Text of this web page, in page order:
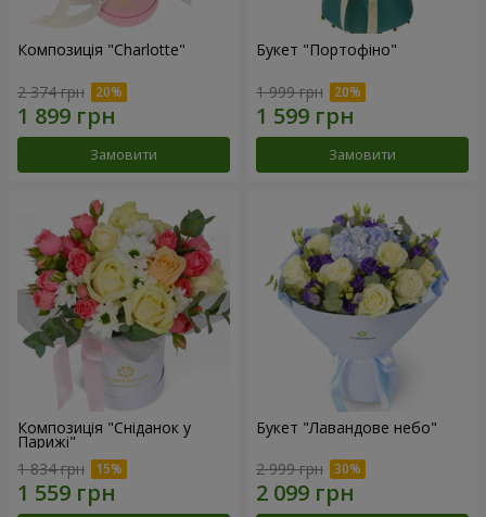
Композиція "Charlotte"
2 374 грн
Замовити
Букет "Портофіно"
1 999 грн
Замовити
Композиція "Сніданок у
Парижі"
1 834 грн
Букет "Лавандове небо"
2 999 грн